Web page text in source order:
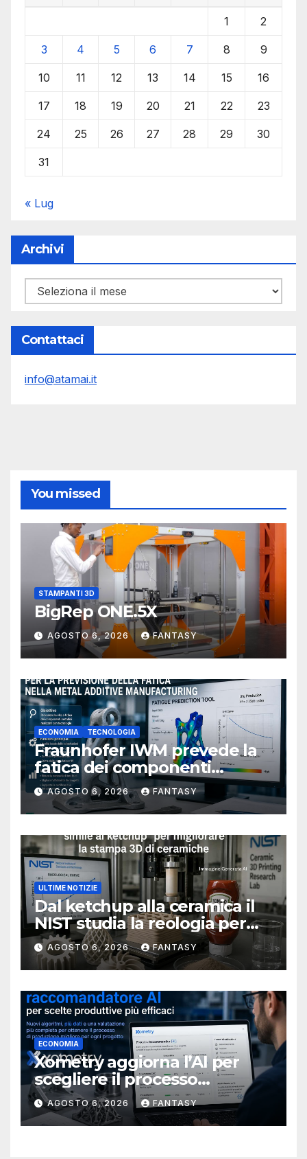
1 2
3 4 5 6 7 8 9
10 11 12 13 14 15 16
17 18 19 20 21 22 23
24 25 26 27 28 29 30
31
« Lug
Archivi
Archivi
Contattaci
info@atamai.it
You missed
STAMPANTI 3D
BigRep ONE.5X
AGOSTO 6, 2026 FANTASY
ECONOMIA TECNOLOGIA
Fraunhofer IWM prevede la
fatica dei componenti
metallici stampati in 3D
AGOSTO 6, 2026 FANTASY
ULTIME NOTIZIE
Dal ketchup alla ceramica il
NIST studia la reologia per
rendere più affidabile la
stampa 3D
AGOSTO 6, 2026 FANTASY
ECONOMIA
Xometry aggiorna l’AI per
scegliere il processo
produttivo più adatto
AGOSTO 6, 2026 FANTASY